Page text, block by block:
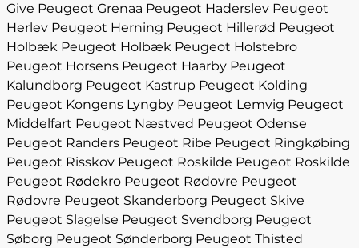
Give Peugeot Grenaa Peugeot Haderslev Peugeot
Herlev Peugeot Herning Peugeot Hillerød Peugeot
Holbæk Peugeot Holbæk Peugeot Holstebro
Peugeot Horsens Peugeot Haarby Peugeot
Kalundborg Peugeot Kastrup Peugeot Kolding
Peugeot Kongens Lyngby Peugeot Lemvig Peugeot
Middelfart Peugeot Næstved Peugeot Odense
Peugeot Randers Peugeot Ribe Peugeot Ringkøbing
Peugeot Risskov Peugeot Roskilde Peugeot Roskilde
Peugeot Rødekro Peugeot Rødovre Peugeot
Rødovre Peugeot Skanderborg Peugeot Skive
Peugeot Slagelse Peugeot Svendborg Peugeot
Søborg Peugeot Sønderborg Peugeot Thisted